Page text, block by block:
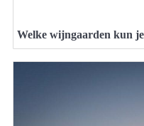
Welke wijngaarden kun